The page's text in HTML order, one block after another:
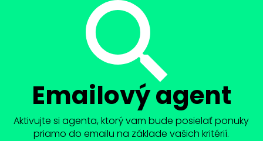
Emailový agent
Aktivujte si agenta, ktorý vam bude posielať ponuky
priamo do emailu na základe vašich kritérií.